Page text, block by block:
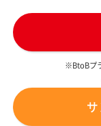
※BtoBプ